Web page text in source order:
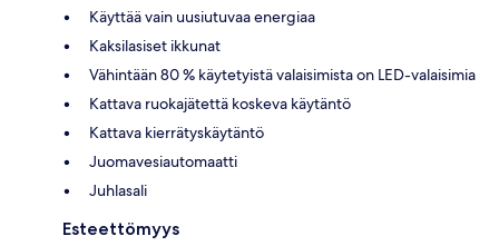
Käyttää vain uusiutuvaa energiaa
Kaksilasiset ikkunat
Vähintään 80 % käytetyistä valaisimista on LED-valaisimia
Kattava ruokajätettä koskeva käytäntö
Kattava kierrätyskäytäntö
Juomavesiautomaatti
Juhlasali
Esteettömyys